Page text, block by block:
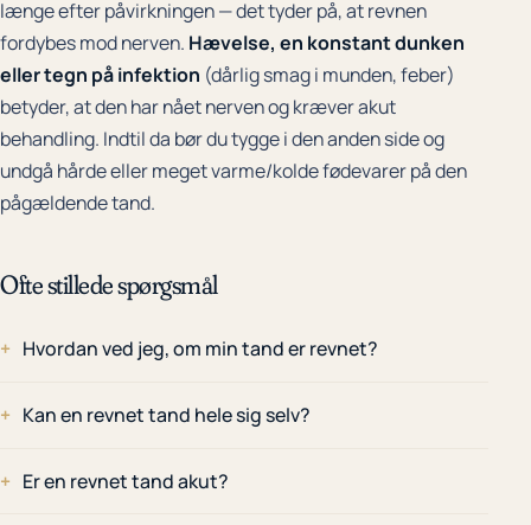
længe efter påvirkningen — det tyder på, at revnen
fordybes mod nerven. Hævelse, en konstant dunken
eller tegn på infektion (dårlig smag i munden, feber)
betyder, at den har nået nerven og kræver akut
behandling. Indtil da bør du tygge i den anden side og
undgå hårde eller meget varme/kolde fødevarer på den
pågældende tand.
Ofte stillede spørgsmål
Hvordan ved jeg, om min tand er revnet?
Kan en revnet tand hele sig selv?
Er en revnet tand akut?